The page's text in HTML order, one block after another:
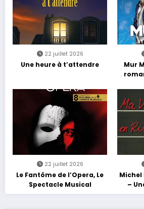
22 juillet 2026
Une heure à t’attendre
Mur
22 juillet 2026
Le Fantôme de l’Opera, Le
Spectacle Musical
Michel
–